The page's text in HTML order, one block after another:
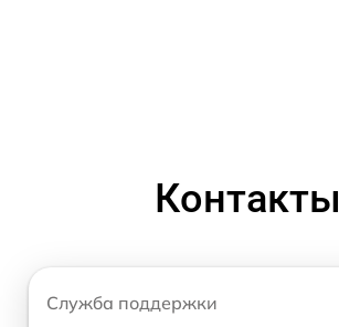
Контакты
Служба поддержки